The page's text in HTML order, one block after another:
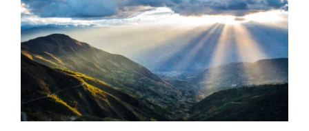
mojego
życia